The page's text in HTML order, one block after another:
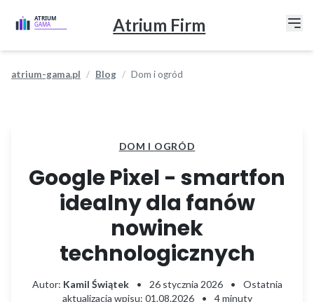
Atrium Firm
atrium-gama.pl Blog Dom i ogród
DOM I OGRÓD
Google Pixel - smartfon
idealny dla fanów
nowinek
technologicznych
Autor: Kamil Świątek • 26 stycznia 2026 •
Ostatnia
aktualizacja wpisu: 01.08.2026
• 4 minuty